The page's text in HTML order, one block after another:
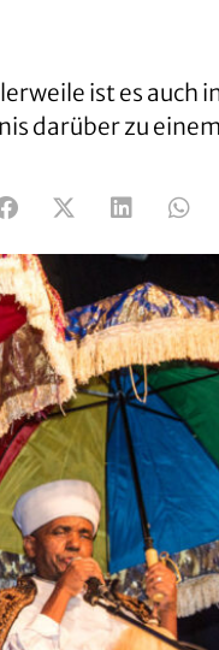
ist es auch
darüber zu einem